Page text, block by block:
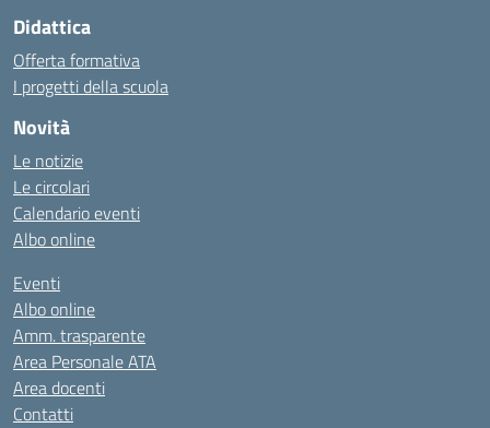
Didattica
Offerta formativa
I progetti della scuola
Novità
Le notizie
Le circolari
Calendario eventi
Albo online
Eventi
Albo online
Amm. trasparente
Area Personale ATA
Area docenti
Contatti